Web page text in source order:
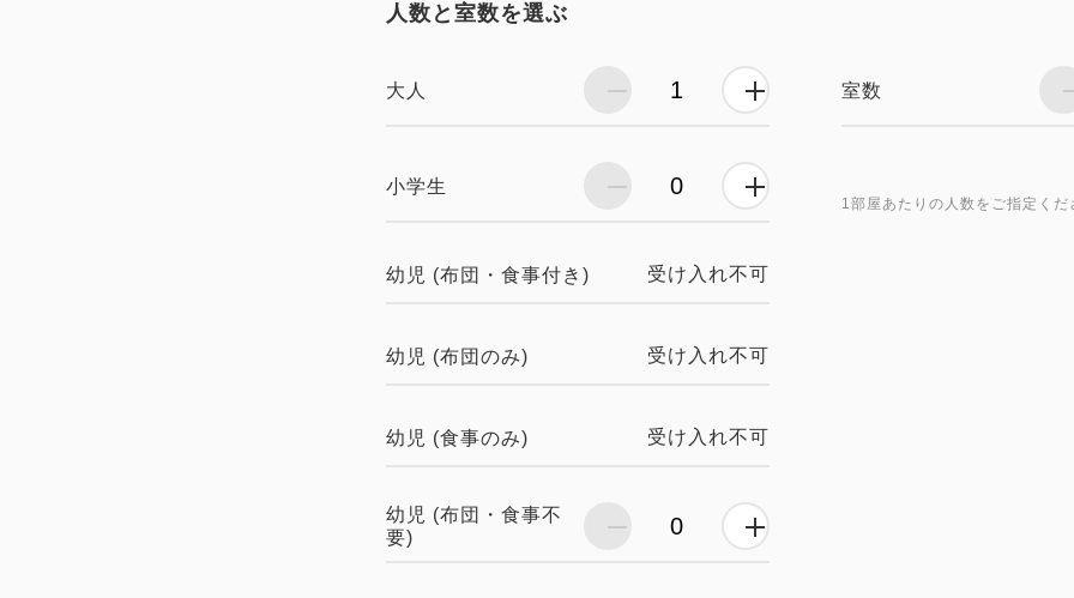
人数と室数を選ぶ
大人
小学生
幼児 (布団・食事付き) 受け入れ不可
幼児 (布団のみ) 受け入れ不可
幼児 (食事のみ) 受け入れ不可
幼児 (布団・食事不
要)
室数
1部屋あたりの人数をご指定くだ